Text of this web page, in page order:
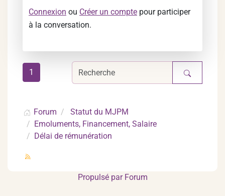
Connexion ou Créer un compte pour participer
à la conversation.
1
Forum
Statut du MJPM
Emoluments, Financement, Salaire
Délai de rémunération
Propulsé par Forum